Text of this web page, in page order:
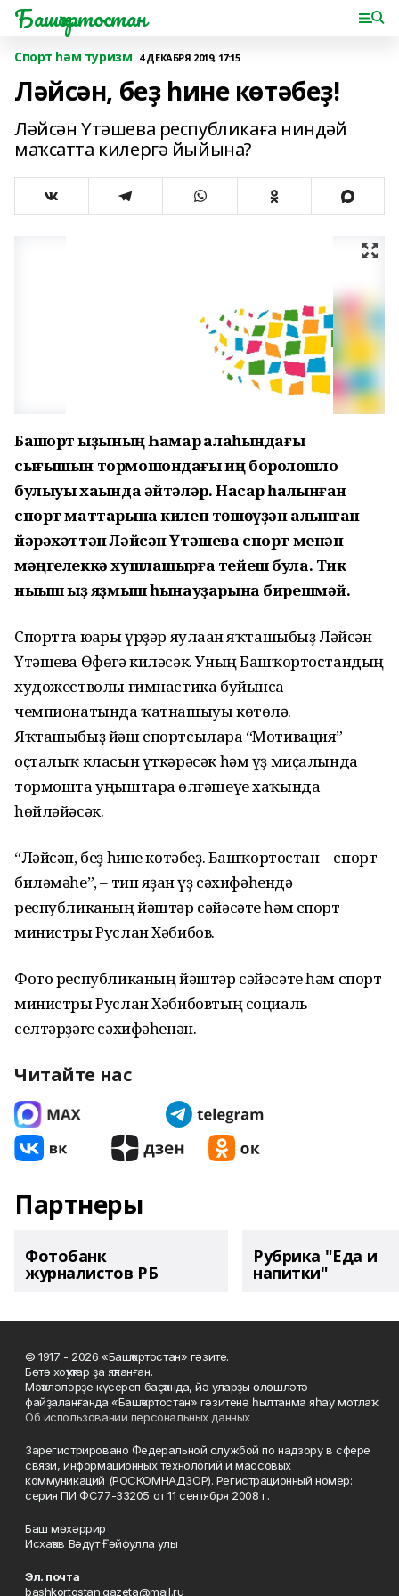
Башҡортостан
Спорт һәм туризм 4 ДЕКАБРЯ 2019, 17:15
Ләйсән, беҙ һине көтәбеҙ!
Ләйсән Үтәшева республикаға ниндәй
маҡсатта килергә йыйына?
Башҡорт ҡыҙының Һамар ҡалаһындағы
сығышын тормошондағы иң боролошло
булыуы хаҡында әйтәләр. Насар һалынған
спорт маттарына килеп төшөүҙән алынған
йәрәхәттән Ләйсән Үтәшева спорт менән
мәңгелеккә хушлашырға тейеш була. Тик
ныҡыш ҡыҙ яҙмыш һынауҙарына бирешмәй.
Спортта юғары үрҙәр яулаған яҡташыбыҙ Ләйсән
Үтәшева Өфөгә киләсәк. Уның Башҡортостандың
художестволы гимнастика буйынса
чемпионатында ҡатнашыуы көтөлә.
Яҡташыбыҙ йәш спортсыларға “Мотивация”
оҫталыҡ класын үткәрәсәк һәм үҙ миҫалында
тормошта уңыштарға өлгәшеүе хаҡында
һөйләйәсәк.
“Ләйсән, беҙ һине көтәбеҙ. Башҡортостан – спорт
биләмәһе”, – тип яҙған үҙ сәхифәһендә
республиканың йәштәр сәйәсәте һәм спорт
министры Руслан Хәбибов.
Фото республиканың йәштәр сәйәсәте һәм спорт
министры Руслан Хәбибовтың социаль
селтәрҙәге сәхифәһенән.
Читайте нас
Партнеры
Фотобанк
журналистов РБ
Рубрика "Еда и
напитки"
© 1917 - 2026 «Башҡортостан» гәзите.
Бөтә хоҡуҡтар ҙа яҡланған.
Мәҡәләләрҙе күсереп баҫҡанда, йә уларҙы өлөшләтә
файҙаланғанда «Башҡортостан» гәзитенә һылтанма яһау мотлаҡ.
Об использовании персональных данных
Зарегистрировано Федеральной службой по надзору в сфере
связи, информационных технологий и массовых
коммуникаций (РОСКОМНАДЗОР). Регистрационный номер:
серия ПИ ФС77-33205 от 11 сентября 2008 г.
Баш мөхәррир
Исхаҡов Вәдүт Ғәйфулла улы
Эл. почта
bashkortostan.gazeta@mail.ru